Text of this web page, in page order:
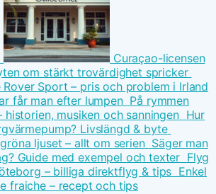
Curaçao-licensen
om stärkt trovärdighet spricker
Rover Sport – pris och problem i Irland
får man efter lumpen På rymmen
historien, musiken och sanningen Hur
Livslängd & byte
ljuset – allt om serien Säger man
Guide med exempel och texter Flyg
– billiga direktflyg & tips Enkel
fraiche – recept och tips